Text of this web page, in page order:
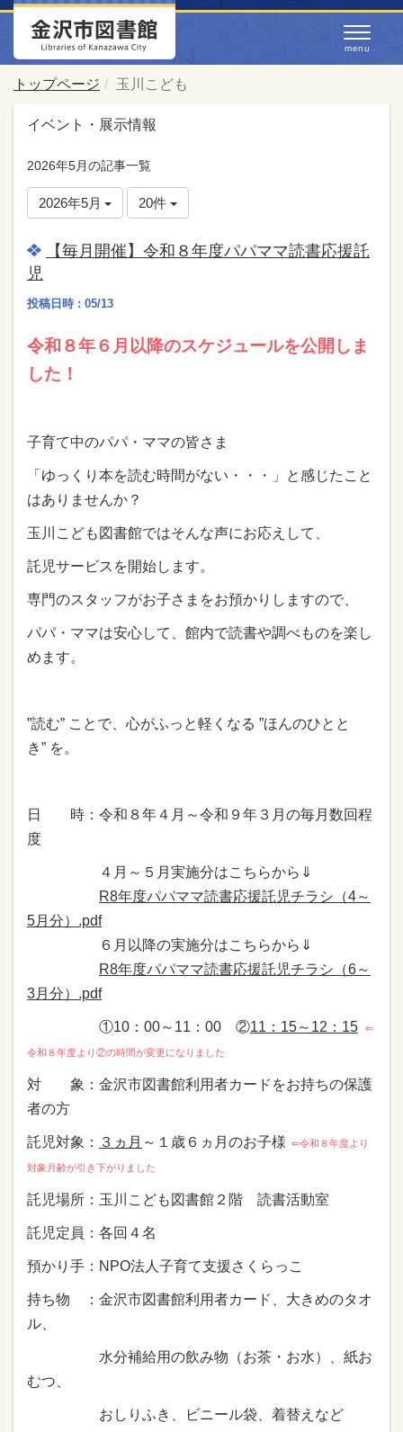
トップページ 玉川こども
イベント・展示情報
2026年5月の記事一覧
2026年5月 20件
【毎月開催】令和８年度パパママ読書応援託
児
投稿日時 : 05/13
令和８年６月以降のスケジュールを公開しま
した！
子育て中のパパ・ママの皆さま
「ゆっくり本を読む時間がない・・・」と感じたこと
はありませんか？
玉川こども図書館ではそんな声にお応えして、
託児サービスを開始します。
専門のスタッフがお子さまをお預かりしますので、
パパ・ママは安心して、館内で読書や調べものを楽し
めます。
”読む” ことで、心がふっと軽くなる ”ほんのひとと
き” を。
日 時：令和８年４月～令和９年３月の毎月数回程
度
４月～５月実施分はこちらから⇓
R8年度パパママ読書応援託児チラシ（4～
5月分）.pdf
６月以降の実施分はこちらから⇓
R8年度パパママ読書応援託児チラシ（6～
3月分）.pdf
①10：00～11：00 ②11：15～12：15 ⇐
令和８年度より②の時間が変更になりました
対 象：金沢市図書館利用者カードをお持ちの保護
者の方
託児対象： ３ヵ月 ～１歳６ヵ月のお子様 ⇐令和８年度より
対象月齢が引き下がりました
託児場所：玉川こども図書館２階 読書活動室
託児定員：各回４名
預かり手：NPO法人子育て支援さくらっこ
持ち物 ：金沢市図書館利用者カード、大きめのタオ
ル、
水分補給用の飲み物（お茶・お水）、紙お
むつ、
おしりふき、ビニール袋、着替えなど